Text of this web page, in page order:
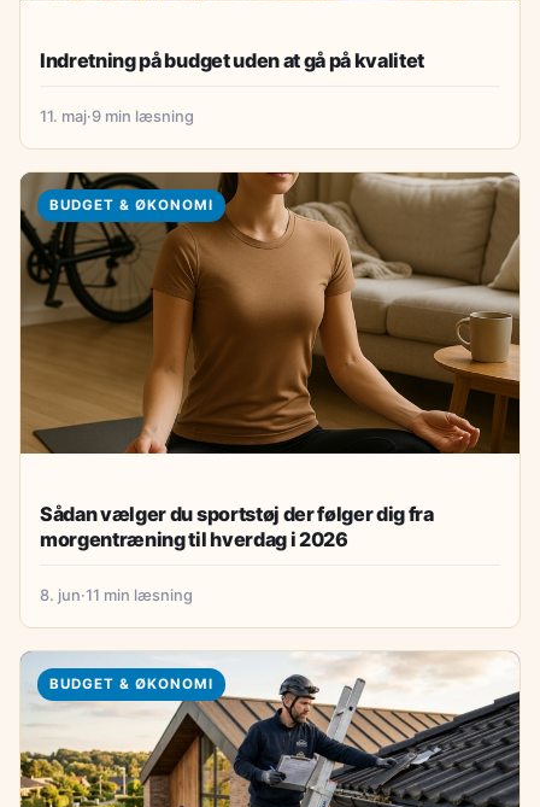
Indretning på budget uden at gå på kvalitet
11. maj·9 min læsning
BUDGET & ØKONOMI
Sådan vælger du sportstøj der følger dig fra
morgentræning til hverdag i 2026
8. jun·11 min læsning
BUDGET & ØKONOMI